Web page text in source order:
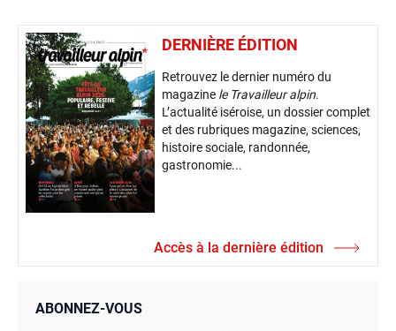
DERNIÈRE ÉDITION
Retrouvez le dernier numéro du
magazine le Travailleur alpin.
L’actualité iséroise, un dossier complet
et des rubriques magazine, sciences,
histoire sociale, randonnée,
gastronomie...
Accès à la dernière édition
ABONNEZ-VOUS